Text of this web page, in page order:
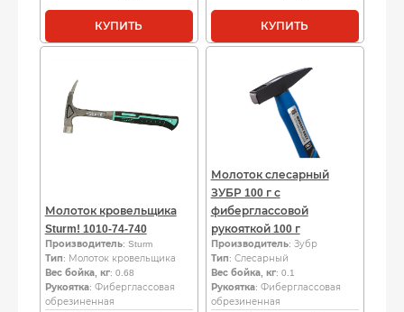
КУПИТЬ КУПИТЬ
Молоток кровельщика
Sturm! 1010-74-740
Производитель: Sturm
Тип: Молоток кровельщика
Вес бойка, кг: 0.68
Рукоятка: Фиберглассовая
обрезиненная
Молоток слесарный
ЗУБР 100 г с
фиберглассовой
рукояткой 100 г
Производитель: Зубр
Тип: Слесарный
Вес бойка, кг: 0.1
Рукоятка: Фиберглассовая
обрезиненная